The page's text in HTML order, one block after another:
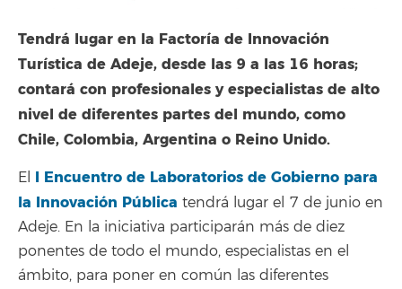
Tendrá lugar en la Factoría de Innovación
Turística de Adeje, desde las 9 a las 16 horas;
contará con profesionales y especialistas de alto
nivel de diferentes partes del mundo, como
Chile, Colombia, Argentina o Reino Unido.
El I Encuentro de Laboratorios de Gobierno para
la Innovación Pública tendrá lugar el 7 de junio en
Adeje. En la iniciativa participarán más de diez
ponentes de todo el mundo, especialistas en el
ámbito, para poner en común las diferentes